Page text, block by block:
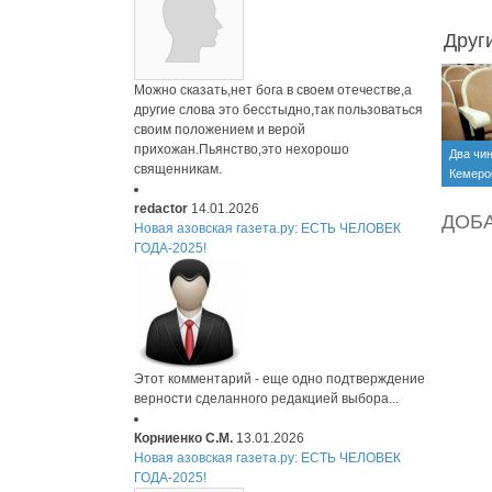
Два
Можно сказать,нет бога в своем отечестве,а
другие слова это бесстыдно,так пользоваться
своим положением и верой
прихожан.Пьянство,это нехорошо
священникам.
redactor 14.01.2026
Новая азовская газета.ру: ЕСТЬ ЧЕЛОВЕК
ГОДА-2025!
Этот комментарий - еще одно подтверждение
верности сделанного редакцией выбора...
Корниенко С.М. 13.01.2026
Новая азовская газета.ру: ЕСТЬ ЧЕЛОВЕК
ГОДА-2025!